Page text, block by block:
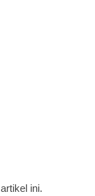
ini.